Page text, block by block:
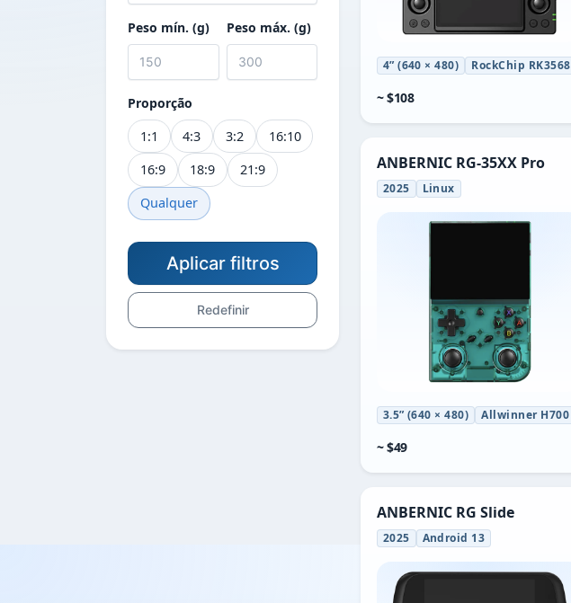
Peso mín. (g) Peso máx. (g)
Proporção
1:1
4:3 3:2
16:10
16:9
18:9
21:9
Qualquer
Aplicar filtros
Redefinir
4” (640 × 480) RockChip RK3568
~ $108
ANBERNIC RG-35XX Pro
2025 Linux
3.5” (640 × 480) Allwinner H700
~ $49
ANBERNIC RG Slide
2025 Android 13